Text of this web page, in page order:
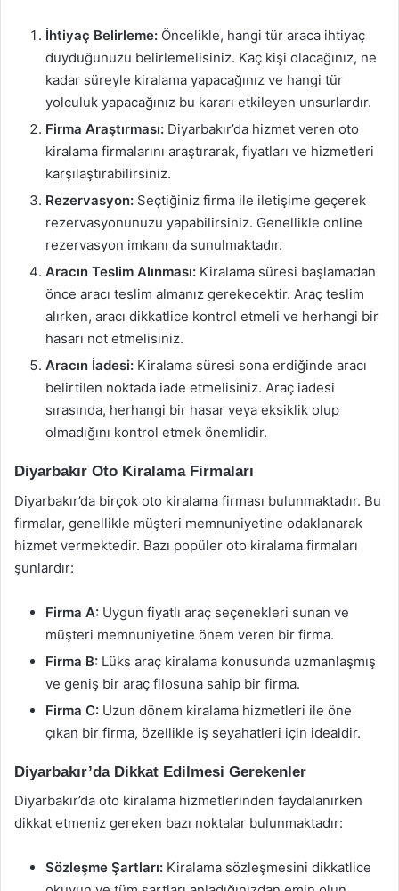
İhtiyaç Belirleme: Öncelikle, hangi tür araca ihtiyaç
duyduğunuzu belirlemelisiniz. Kaç kişi olacağınız, ne
kadar süreyle kiralama yapacağınız ve hangi tür
yolculuk yapacağınız bu kararı etkileyen unsurlardır.
Firma Araştırması: Diyarbakır’da hizmet veren oto
kiralama firmalarını araştırarak, fiyatları ve hizmetleri
karşılaştırabilirsiniz.
Rezervasyon: Seçtiğiniz firma ile iletişime geçerek
rezervasyonunuzu yapabilirsiniz. Genellikle online
rezervasyon imkanı da sunulmaktadır.
Aracın Teslim Alınması: Kiralama süresi başlamadan
önce aracı teslim almanız gerekecektir. Araç teslim
alırken, aracı dikkatlice kontrol etmeli ve herhangi bir
hasarı not etmelisiniz.
Aracın İadesi: Kiralama süresi sona erdiğinde aracı
belirtilen noktada iade etmelisiniz. Araç iadesi
sırasında, herhangi bir hasar veya eksiklik olup
olmadığını kontrol etmek önemlidir.
Diyarbakır Oto Kiralama Firmaları
Diyarbakır’da birçok oto kiralama firması bulunmaktadır. Bu
firmalar, genellikle müşteri memnuniyetine odaklanarak
hizmet vermektedir. Bazı popüler oto kiralama firmaları
şunlardır:
Firma A: Uygun fiyatlı araç seçenekleri sunan ve
müşteri memnuniyetine önem veren bir firma.
Firma B: Lüks araç kiralama konusunda uzmanlaşmış
ve geniş bir araç filosuna sahip bir firma.
Firma C: Uzun dönem kiralama hizmetleri ile öne
çıkan bir firma, özellikle iş seyahatleri için idealdir.
Diyarbakır’da Dikkat Edilmesi Gerekenler
Diyarbakır’da oto kiralama hizmetlerinden faydalanırken
dikkat etmeniz gereken bazı noktalar bulunmaktadır:
Sözleşme Şartları: Kiralama sözleşmesini dikkatlice